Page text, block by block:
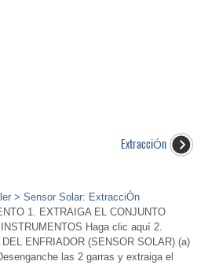
ExtracciÓn
> Sensor Solar: ExtracciÓn
1. EXTRAIGA EL CONJUNTO
Haga clic aquí 2.
ENFRIADOR (SENSOR SOLAR) (a)
las 2 garras y extraiga el